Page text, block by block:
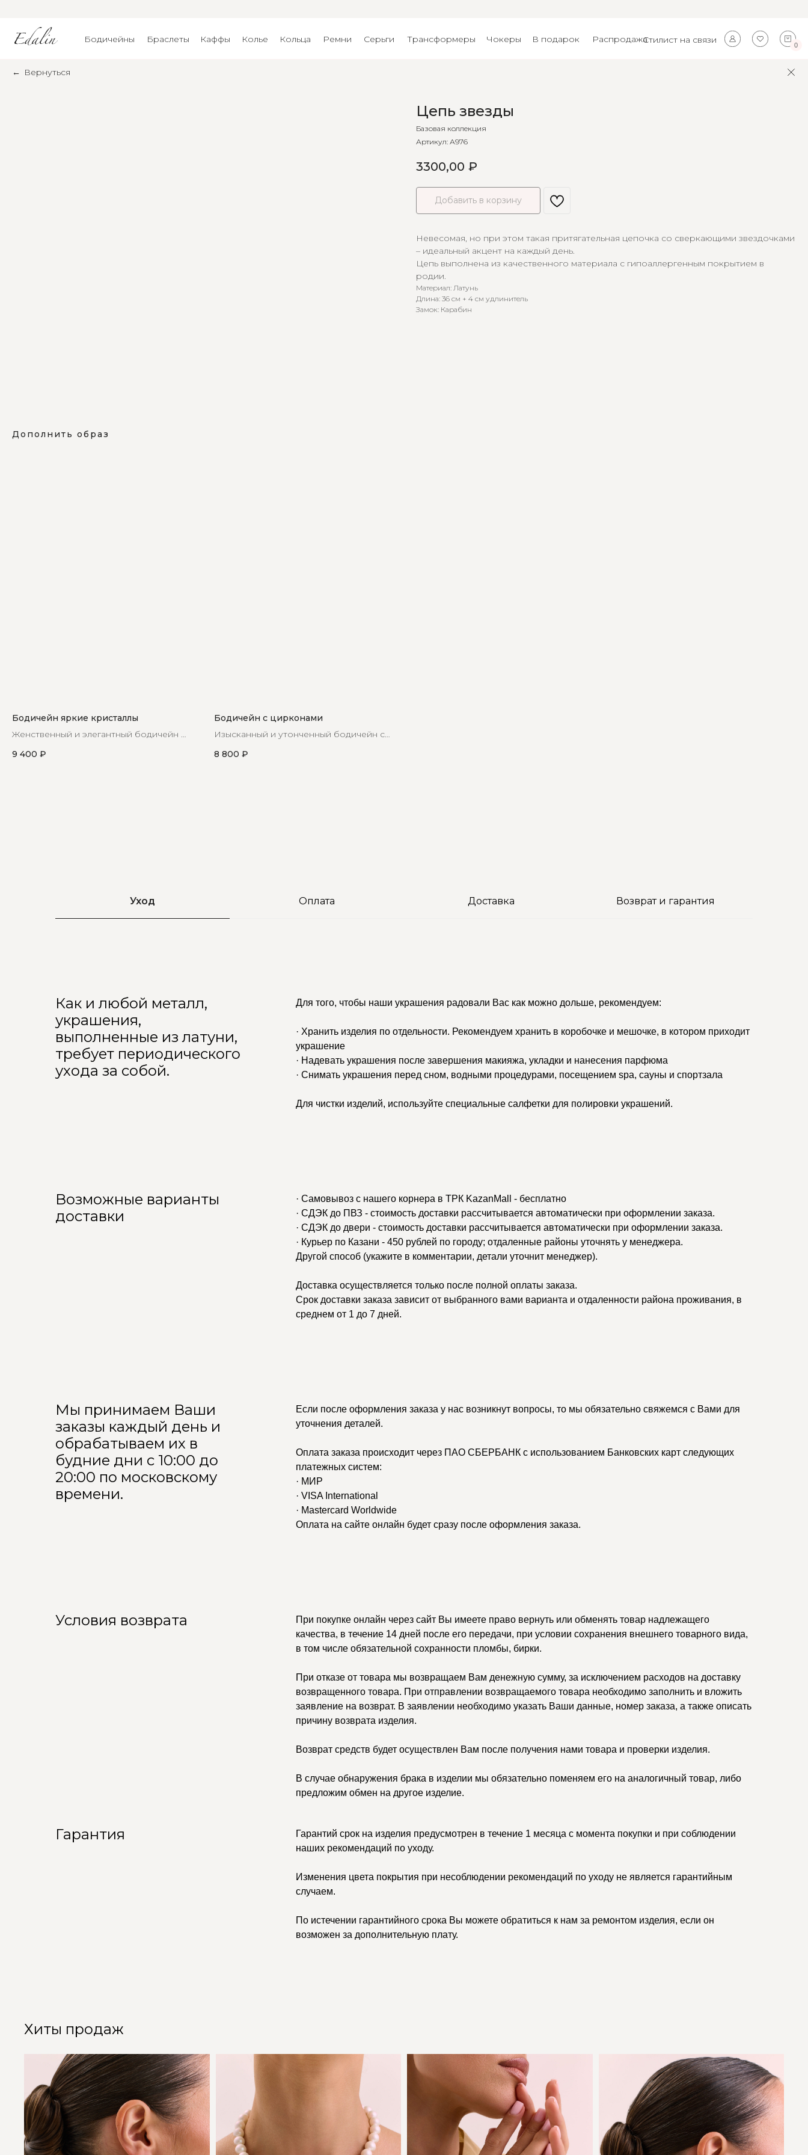
0
Стилист на связи
Бодичейны Колье Кольца
Браслеты Серьги В подарок
Ремни Чокеры
Каффы Распродажа
Трансформеры
Вернуться
←
Цепь звезды
Базовая коллекция
Артикул: А976
3300,00 ₽
Добавить в корзину
Невесомая, но при этом такая притягательная цепочка со сверкающими звездочками
– идеальный акцент на каждый день.
Цепь выполнена из качественного материала с гипоаллергенным покрытием в
родии.
Материал: Латунь
Длина: 36 см + 4 см удлинитель
Замок: Карабин
Дополнить образ
Бодичейн яркие кристаллы
Женственный и элегантный бодичейн с
частью вашего гардероба
9 400 ₽
Бодичейн с цирконами
Изысканный и утонченный бодичейн с
8 800 ₽
Уход Оплата Доставка Возврат и гарантия
Как и любой металл,
украшения,
выполненные из латуни,
требует периодического
ухода за собой.
Для того, чтобы наши украшения радовали Вас как можно дольше, рекомендуем:
· Хранить изделия по отдельности. Рекомендуем хранить в коробочке и мешочке, в котором приходит
украшение
· Надевать украшения после завершения макияжа, укладки и нанесения парфюма
· Снимать украшения перед сном, водными процедурами, посещением spa, сауны и спортзала
Для чистки изделий, используйте специальные салфетки для полировки украшений.
Возможные варианты
доставки
· Самовывоз с нашего корнера в ТРК KazanMall - бесплатно
· СДЭК до ПВЗ - стоимость доставки рассчитывается автоматически при оформлении заказа.
· СДЭК до двери - стоимость доставки рассчитывается автоматически при оформлении заказа.
· Курьер по Казани - 450 рублей по городу; отдаленные районы уточнять у менеджера.
Другой способ (укажите в комментарии, детали уточнит менеджер).
Доставка осуществляется только после полной оплаты заказа.
Срок доставки заказа зависит от выбранного вами варианта и отдаленности района проживания, в
среднем от 1 до 7 дней.
Мы принимаем Ваши
заказы каждый день и
обрабатываем их в
будние дни с 10:00 до
20:00 по московскому
времени.
Если после оформления заказа у нас возникнут вопросы, то мы обязательно свяжемся с Вами для
уточнения деталей.
Оплата заказа происходит через ПАО СБЕРБАНК с использованием Банковских карт следующих
платежных систем:
· МИР
· VISA International
· Mastercard Worldwide
Оплата на сайте онлайн будет сразу после оформления заказа.
Условия возврата
При покупке онлайн через сайт Вы имеете право вернуть или обменять товар надлежащего
качества, в течение 14 дней после его передачи, при условии сохранения внешнего товарного вида,
в том числе обязательной сохранности пломбы, бирки.
При отказе от товара мы возвращаем Вам денежную сумму, за исключением расходов на доставку
возвращенного товара. При отправлении возвращаемого товара необходимо заполнить и вложить
заявление на возврат. В заявлении необходимо указать Ваши данные, номер заказа, а также описать
причину возврата изделия.
Возврат средств будет осуществлен Вам после получения нами товара и проверки изделия.
В случае обнаружения брака в изделии мы обязательно поменяем его на аналогичный товар, либо
предложим обмен на другое изделие.
Гарантия
Гарантий срок на изделия предусмотрен в течение 1 месяца с момента покупки и при соблюдении
наших рекомендаций по уходу.
Изменения цвета покрытия при несоблюдении рекомендаций по уходу не является гарантийным
случаем.
По истечении гарантийного срока Вы можете обратиться к нам за ремонтом изделия, если он
возможен за дополнительную плату.
Хиты продаж